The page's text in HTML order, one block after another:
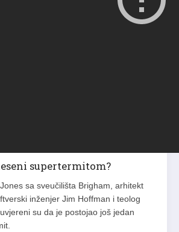
supertermitom?
sa sveučilišta Brigham, arhitekt
inženjer Jim Hoffman i teolog
su da je postojao još jedan